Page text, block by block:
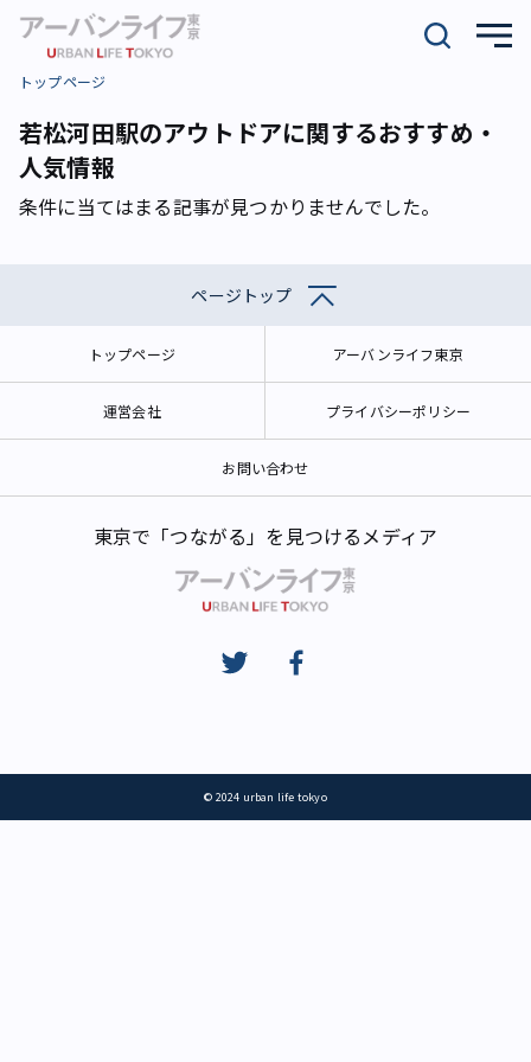
トップページ
若松河田駅のアウトドアに関するおすすめ・
人気情報
条件に当てはまる記事が見つかりませんでした。
ページトップ
トップページ アーバンライフ東京
運営会社 プライバシーポリシー
お問い合わせ
東京で「つながる」を見つけるメディア
© 2024 urban life tokyo